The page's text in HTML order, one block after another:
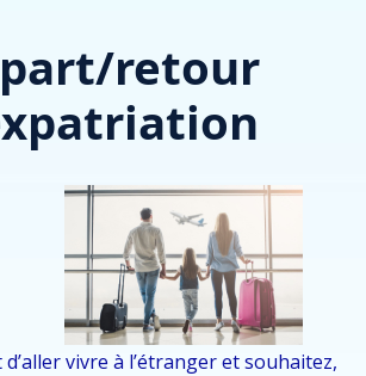
retour
vivre à l’étranger et souhaitez,